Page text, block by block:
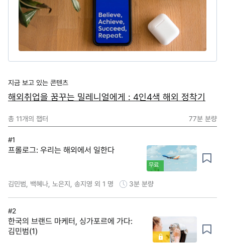
지금 보고 있는 콘텐츠
해외취업을 꿈꾸는 밀레니얼에게 : 4인4색 해외 정착기
총 11개의 챕터 77분 분량
#1
프롤로그: 우리는 해외에서 일한다
무료
김민범, 백혜나, 노은지, 송지영 외 1 명 3분 분량
#2
한국의 브랜드 마케터, 싱가포르에 가다:
김민범(1)